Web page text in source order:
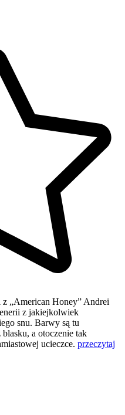
„American Honey” Andrei
z jakiejkolwiek
snu. Barwy są tu
blasku, a otoczenie tak
ucieczce. przeczytaj